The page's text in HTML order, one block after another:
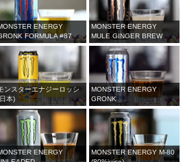
ENERGY
FORMULA #87
MONSTER ENERGY
MULE GINGER BREW
ンスターエナジーロッシ
本)
MONSTER ENERGY
GRONK
ENERGY
MONSTER ENERGY M-80